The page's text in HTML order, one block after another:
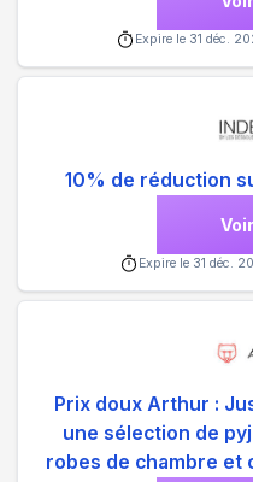
Expire le 31 déc.
10% de réduction
Expire le 31 déc.
Prix doux Arthur :
une sélection de
robes de chambre et